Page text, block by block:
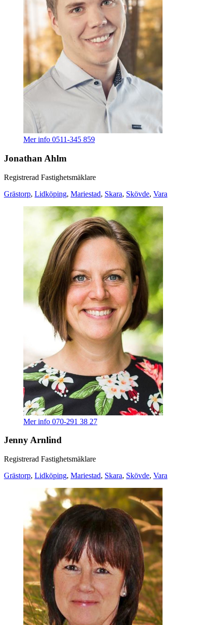
Mer info 0511-345 859
Jonathan Ahlm
Registrerad Fastighetsmäklare
Grästorp, Lidköping, Mariestad, Skara, Skövde, Vara
Mer info 070-291 38 27
Jenny Arnlind
Registrerad Fastighetsmäklare
Grästorp, Lidköping, Mariestad, Skara, Skövde, Vara